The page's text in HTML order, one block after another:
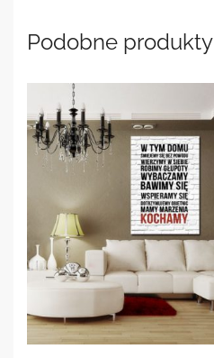
Podobne produkty